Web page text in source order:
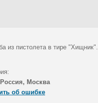
из пистолета в тире "Хищник".
Россия, Москва
об ошибке